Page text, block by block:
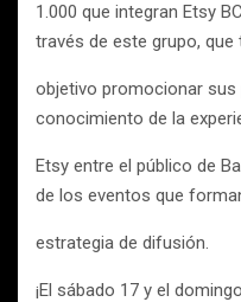
1.000 que integran Etsy
través de este grupo, que
objetivo promocionar
conocimiento de la
Etsy entre el público de
de los eventos que
estrategia de difusión.
¡El sábado 17 y el